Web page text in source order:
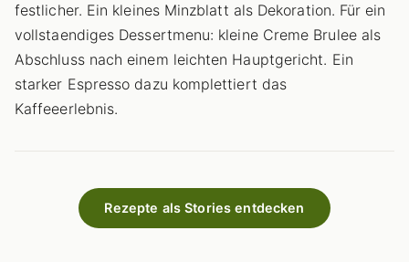
festlicher. Ein kleines Minzblatt als Dekoration. Für ein
vollstaendiges Dessertmenu: kleine Creme Brulee als
Abschluss nach einem leichten Hauptgericht. Ein
starker Espresso dazu komplettiert das
Kaffeeerlebnis.
Rezepte als Stories entdecken